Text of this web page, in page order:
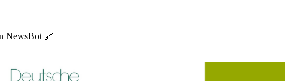
NewsBot 🔗